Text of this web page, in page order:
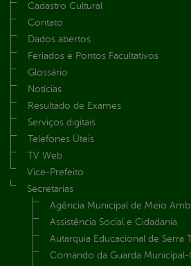
Cadastro Cultural
Contato
Dados abertos
Feriados e Pontos Facultativos
Glossário
Notícias
Resultado de Exames
Serviços digitais
Telefones Úteis
TV Web
Vice-Prefeito
Secretarias
Agência Municipal de Meio
Assistência Social e Cidadania
Autarquia Educacional de Serra
Comando da Guarda Municipal-